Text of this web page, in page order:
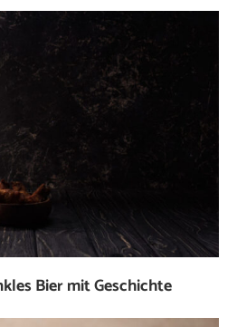
Bier mit Geschichte